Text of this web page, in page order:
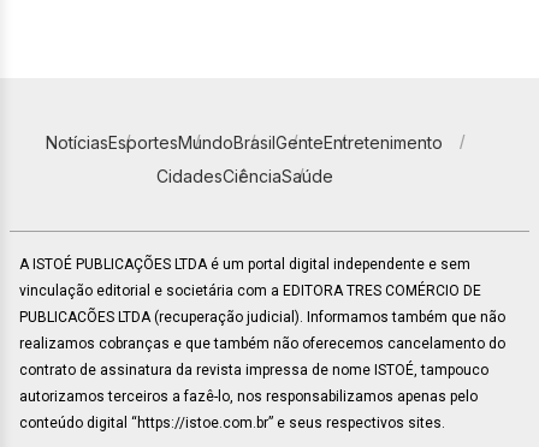
NotíciasEsportesMundoBrasilGenteEntretenimento
CidadesCiênciaSaúde
A ISTOÉ PUBLICAÇÕES LTDA é um portal digital independente e sem
vinculação editorial e societária com a EDITORA TRES COMÉRCIO DE
PUBLICACÕES LTDA (recuperação judicial). Informamos também que não
realizamos cobranças e que também não oferecemos cancelamento do
contrato de assinatura da revista impressa de nome ISTOÉ, tampouco
autorizamos terceiros a fazê-lo, nos responsabilizamos apenas pelo
conteúdo digital “https://istoe.com.br” e seus respectivos sites.